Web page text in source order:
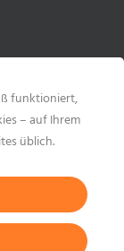
funktioniert,
– auf Ihrem
üblich.